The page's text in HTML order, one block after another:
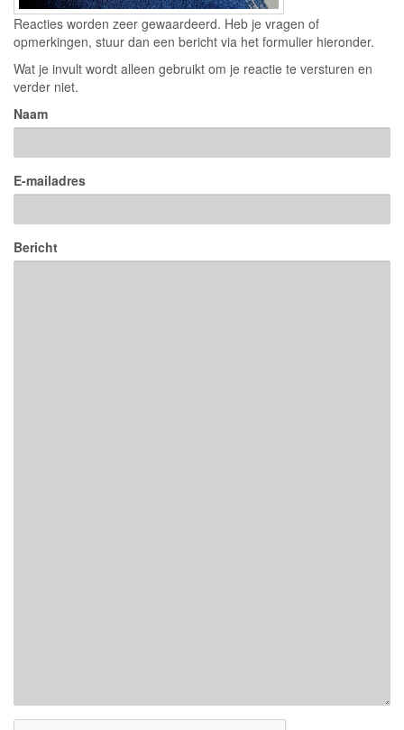
Reacties worden zeer gewaardeerd. Heb je vragen of
opmerkingen, stuur dan een bericht via het formulier hieronder.
Wat je invult wordt alleen gebruikt om je reactie te versturen en
verder niet.
Naam
E-mailadres
Bericht